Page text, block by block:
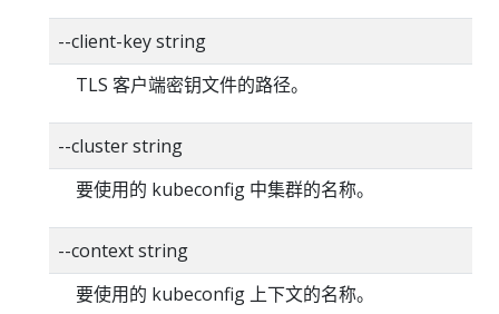
--client-key string
TLS 客户端密钥文件的路径。
--cluster string
要使用的 kubeconfig 中集群的名称。
--context string
要使用的 kubeconfig 上下文的名称。